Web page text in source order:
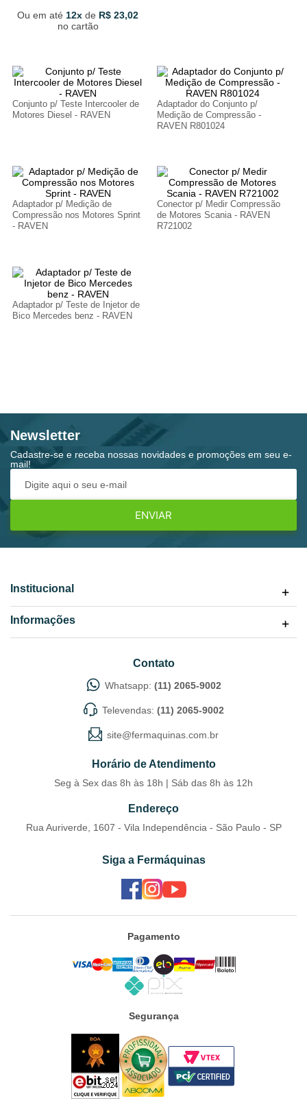
Ou em até 12 de R$ 23,02
no cartão
Conjunto p/ Teste Intercooler de
Motores Diesel - RAVEN
Adaptador do Conjunto p/
Medição de Compressão -
RAVEN R801024
Adaptador p/ Medição de
Compressão nos Motores Sprint
- RAVEN
Conector p/ Medir Compressão
de Motores Scania - RAVEN
R721002
Adaptador p/ Teste de Injetor de
Bico Mercedes benz - RAVEN
Newsletter
Cadastre-se e receba nossas novidades e promoções em seu e-
mail!
ENVIAR
Institucional
Informações
Contato
Whatsapp: (11) 2065-9002
Televendas: (11) 2065-9002
site@fermaquinas.com.br
Horário de Atendimento
Seg à Sex das 8h às 18h | Sáb das 8h às 12h
Endereço
Rua Auriverde, 1607 - Vila Independência - São Paulo - SP
Siga a Fermáquinas
Pagamento
Segurança